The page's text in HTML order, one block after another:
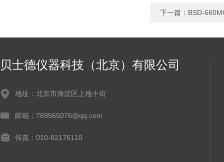
下一篇： BSD-
贝士德仪器科技（北京）有限公司
地址：北京市海淀区上地十街
邮箱：769565076@qq.com
传真：010-82176110